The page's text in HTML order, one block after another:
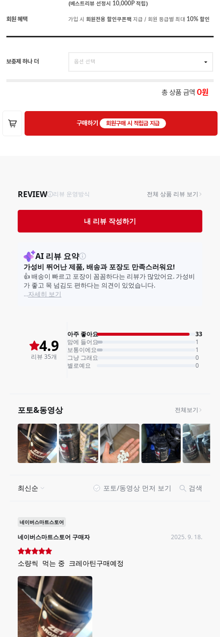
(베스트리뷰 선정시 10,000P적립)
회원 혜택 가입 시 회원전용 할인쿠폰팩 지급 / 회원 등급별 최대 10%할인
보충제 하나 더
총 상품 금액 0
구매하기 회원구매 시 적립금 지급